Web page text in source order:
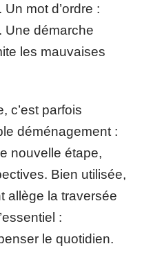
mot d’ordre :
Une démarche
les mauvaises
c’est parfois
déménagement :
nouvelle étape,
Bien utilisée,
allège la traversée
:
le quotidien.